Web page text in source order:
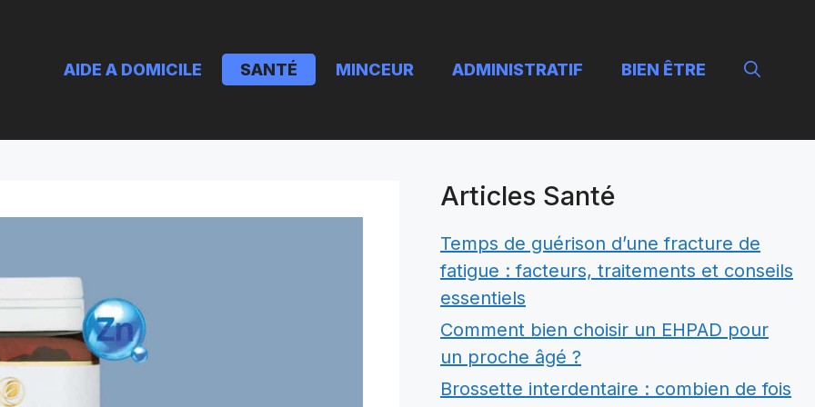
AIDE A DOMICILE SANTÉ MINCEUR ADMINISTRATIF BIEN ÊTRE
Articles Santé
Temps de guérison d’une fracture de
fatigue : facteurs, traitements et conseils
essentiels
Comment bien choisir un EHPAD pour
un proche âgé ?
Brossette interdentaire : combien de fois